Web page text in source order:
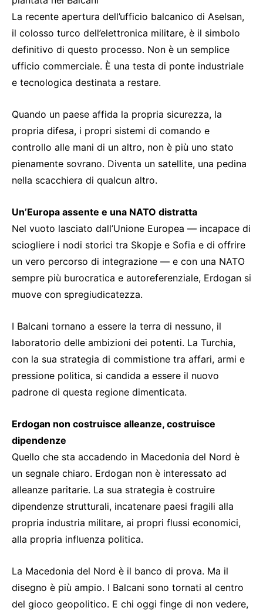
La recente apertura dell’ufficio balcanico di Aselsan,
il colosso turco dell’elettronica militare, è il simbolo
definitivo di questo processo. Non è un semplice
ufficio commerciale. È una testa di ponte industriale
e tecnologica destinata a restare.
Quando un paese affida la propria sicurezza, la
propria difesa, i propri sistemi di comando e
controllo alle mani di un altro, non è più uno stato
pienamente sovrano. Diventa un satellite, una pedina
nella scacchiera di qualcun altro.
Un’Europa assente e una NATO distratta
Nel vuoto lasciato dall’Unione Europea — incapace di
sciogliere i nodi storici tra Skopje e Sofia e di offrire
un vero percorso di integrazione — e con una NATO
sempre più burocratica e autoreferenziale, Erdogan si
muove con spregiudicatezza.
I Balcani tornano a essere la terra di nessuno, il
laboratorio delle ambizioni dei potenti. La Turchia,
con la sua strategia di commistione tra affari, armi e
pressione politica, si candida a essere il nuovo
padrone di questa regione dimenticata.
Erdogan non costruisce alleanze, costruisce
dipendenze
Quello che sta accadendo in Macedonia del Nord è
un segnale chiaro. Erdogan non è interessato ad
alleanze paritarie. La sua strategia è costruire
dipendenze strutturali, incatenare paesi fragili alla
propria industria militare, ai propri flussi economici,
alla propria influenza politica.
La Macedonia del Nord è il banco di prova. Ma il
disegno è più ampio. I Balcani sono tornati al centro
del gioco geopolitico. E chi oggi finge di non vedere,